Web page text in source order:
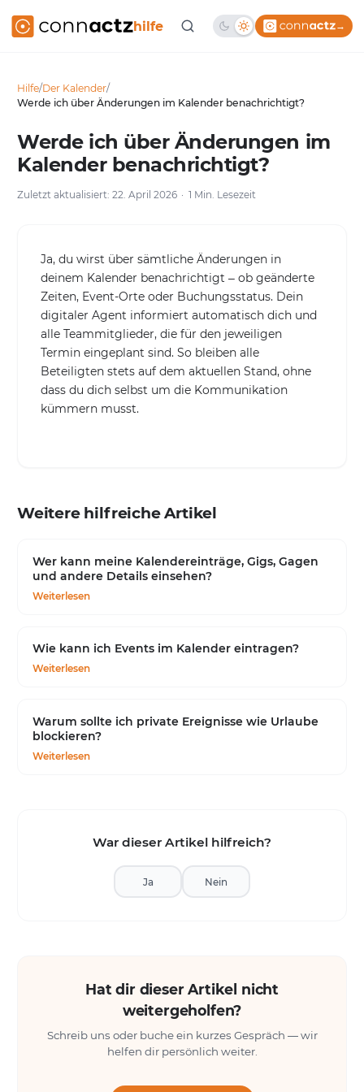
hilfe →
Hilfe/Der Kalender/
Werde ich über Änderungen im Kalender benachrichtigt?
Werde ich über Änderungen im
Kalender benachrichtigt?
Zuletzt aktualisiert: 22. April 2026 1 Min. Lesezeit
Ja, du wirst über sämtliche Änderungen in
deinem Kalender benachrichtigt – ob geänderte
Zeiten, Event-Orte oder Buchungsstatus. Dein
digitaler Agent informiert automatisch dich und
alle Teammitglieder, die für den jeweiligen
Termin eingeplant sind. So bleiben alle
Beteiligten stets auf dem aktuellen Stand, ohne
dass du dich selbst um die Kommunikation
kümmern musst.
Weitere hilfreiche Artikel
Wer kann meine Kalendereinträge, Gigs, Gagen
und andere Details einsehen?
Weiterlesen
Wie kann ich Events im Kalender eintragen?
Weiterlesen
Warum sollte ich private Ereignisse wie Urlaube
blockieren?
Weiterlesen
War dieser Artikel hilfreich?
Ja Nein
Hat dir dieser Artikel nicht
weitergeholfen?
Schreib uns oder buche ein kurzes Gespräch — wir
helfen dir persönlich weiter.